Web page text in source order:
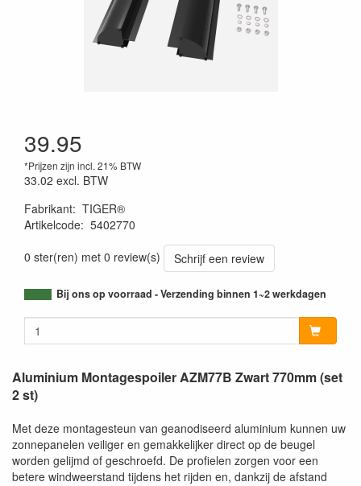
39.95
*Prijzen zijn incl. 21% BTW
33.02 excl. BTW
Fabrikant: TIGER®
Artikelcode: 5402770
0 ster(ren) met 0 review(s)
Schrijf een review
Bij ons op voorraad - Verzending binnen 1~2 werkdagen
Aluminium Montagespoiler AZM77B Zwart 770mm (set
2 st)
Met deze montagesteun van geanodiseerd aluminium kunnen uw
zonnepanelen veiliger en gemakkelijker direct op de beugel
worden gelijmd of geschroefd. De profielen zorgen voor een
betere windweerstand tijdens het rijden en, dankzij de afstand